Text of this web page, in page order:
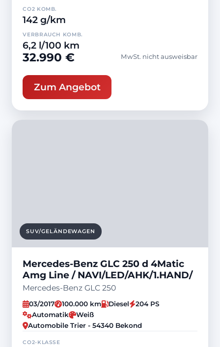
CO2 KOMB.
142 g/km
VERBRAUCH KOMB.
6,2 l/100 km
32.990 € MwSt. nicht ausweisbar
Zum Angebot
SUV/GELÄNDEWAGEN
Mercedes-Benz GLC 250 d 4Matic
Amg Line / NAVI/LED/AHK/1.HAND/
Mercedes-Benz GLC 250
03/2017 100.000 km Diesel
204 PS
Automatik
Weiß
Automobile Trier - 54340 Bekond
CO2-KLASSE